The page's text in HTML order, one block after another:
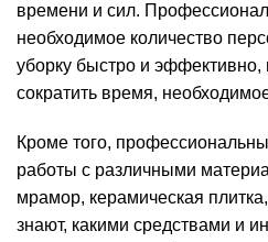
времени и сил.
необходимое количество
уборку быстро и эффективно,
сократить время,
Кроме того,
работы с различными
мрамор, керамическая
знают, какими средствами и